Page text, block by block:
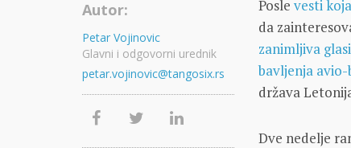
Poslevesti
da
zanimljiva
bavljenja
država
Dve nedelje
Autor:
Petar Vojinovic
Glavni i odgovorni urednik
petar.vojinovic@tangosix.rs